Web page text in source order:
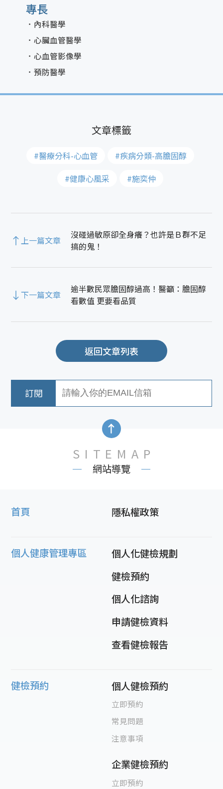
專長
內科醫學
心臟血管醫學
心血管影像學
預防醫學
#醫療分科-心血管
#疾病分類-高膽固醇
#健康心風采
#施奕仲
上一篇文章
沒碰過敏原卻全身癢？也許是Ｂ群不足
搞的鬼！
下一篇文章
逾半數民眾膽固醇過高！醫籲：膽固醇
看數值 更要看品質
返回文章列表
SITEMAP
網站導覽
首頁 隱私權政策
個人健康管理專區
個人化健檢規劃
健檢預約
個人化諮詢
申請健檢資料
查看健檢報告
健檢預約 個人健檢預約
立即預約
常見問題
注意事項
企業健檢預約
立即預約